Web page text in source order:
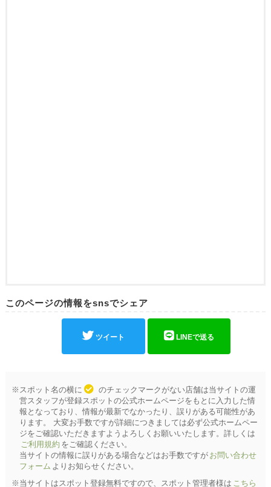
このページの情報をsnsでシェア
ツイート LINEで送る
※スポット名の横に
のチェックマークがない店舗は当サイトの運
営スタッフが登録スポットの公式ホームページをもとに入力した情
報となっており、情報が最新でなかったり、誤りがある可能性があ
ります。 大変お手数ですが詳細につきましては必ず公式ホームペー
ジをご確認いただきますようよろしくお願いいたします。詳しくは
ご利用規約 をご確認ください。
当サイトの情報に誤りがある場合などはお手数ですが お問い合わせ
フォーム よりお知らせください。
※当サイトはスポット登録無料ですので、スポット管理者様は こちら